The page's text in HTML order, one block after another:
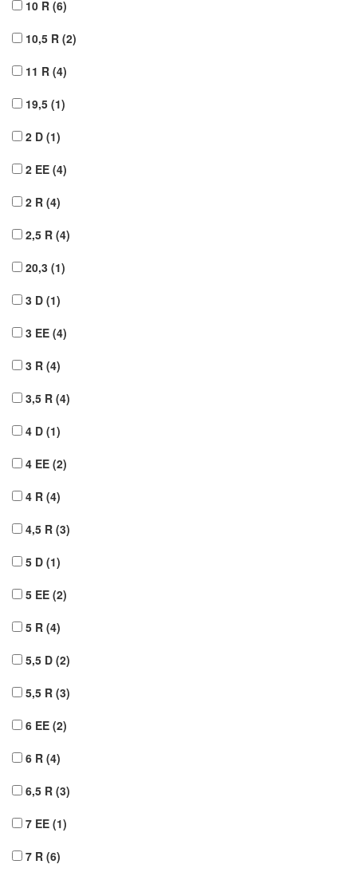
10 R (6)
10,5 R (2)
11 R (4)
19,5 (1)
2 D (1)
2 EE (4)
2 R (4)
2,5 R (4)
20,3 (1)
3 D (1)
3 EE (4)
3 R (4)
3,5 R (4)
4 D (1)
4 EE (2)
4 R (4)
4,5 R (3)
5 D (1)
5 EE (2)
5 R (4)
5,5 D (2)
5,5 R (3)
6 EE (2)
6 R (4)
6,5 R (3)
7 EE (1)
7 R (6)